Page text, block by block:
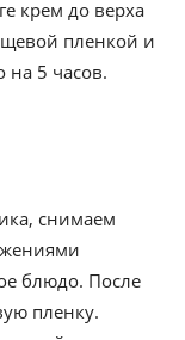
крем до верха
пленкой и
5 часов.
снимаем
блюдо. После
пленку.